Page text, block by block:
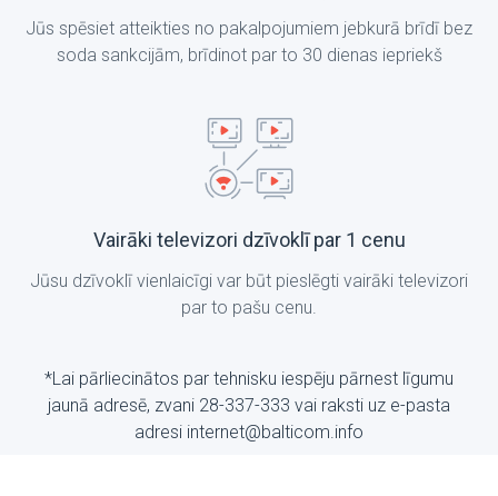
Jūs spēsiet atteikties no pakalpojumiem jebkurā brīdī bez
soda sankcijām, brīdinot par to 30 dienas iepriekš
Vairāki televizori dzīvoklī par 1 cenu
Jūsu dzīvoklī vienlaicīgi var būt pieslēgti vairāki televizori
par to pašu cenu.
*Lai pārliecinātos par tehnisku iespēju pārnest līgumu
jaunā adresē, zvani 28-337-333 vai raksti uz е-pasta
adresi internet@balticom.info